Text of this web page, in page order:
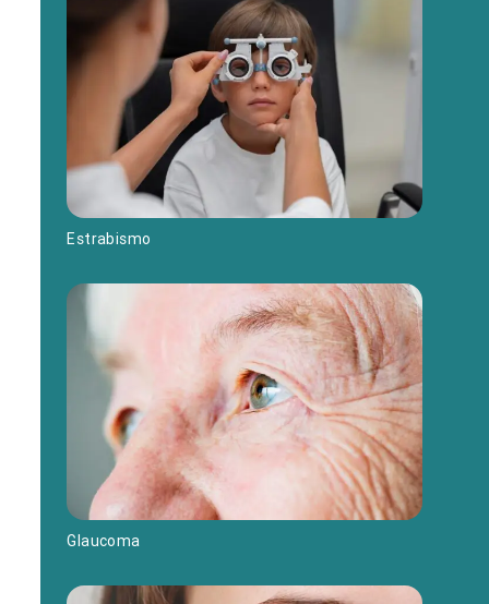
Estrabismo
Glaucoma